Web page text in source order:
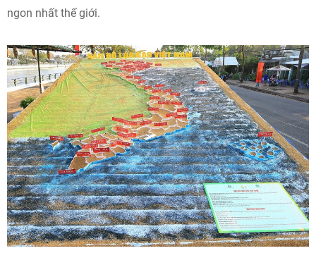
ngon nhất thế giới.